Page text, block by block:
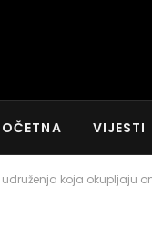
VIJESTI
koja okupljaju